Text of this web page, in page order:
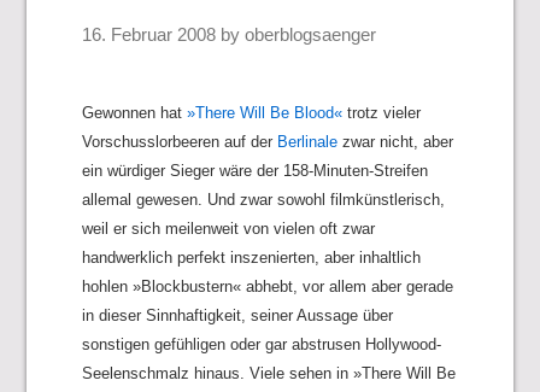
16. Februar 2008 byoberblogsaenger
Gewonnen hat»There Will Be Blood« trotz vieler
Vorschusslorbeeren auf der Berlinale zwar nicht, aber
ein würdiger Sieger wäre der 158-Minuten-Streifen
allemal gewesen. Und zwar sowohl filmkünstlerisch,
weil er sich meilenweit von vielen oft zwar
handwerklich perfekt inszenierten, aber inhaltlich
hohlen »Blockbustern« abhebt, vor allem aber gerade
in dieser Sinnhaftigkeit, seiner Aussage über
sonstigen gefühligen oder gar abstrusen Hollywood-
Seelenschmalz hinaus. Viele sehen in »There Will Be